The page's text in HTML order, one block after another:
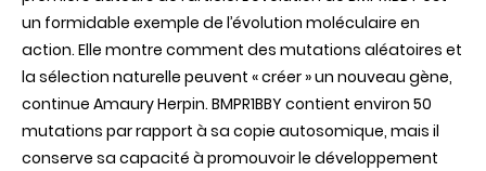
un formidable exemple de l’évolution moléculaire en
action. Elle montre comment des mutations aléatoires et
la sélection naturelle peuvent «créer » un nouveau gène,
continue Amaury Herpin. BMPR1BBY contient environ 50
mutations par rapport à sa copie autosomique, mais il
conserve sa capacité à promouvoir le développement